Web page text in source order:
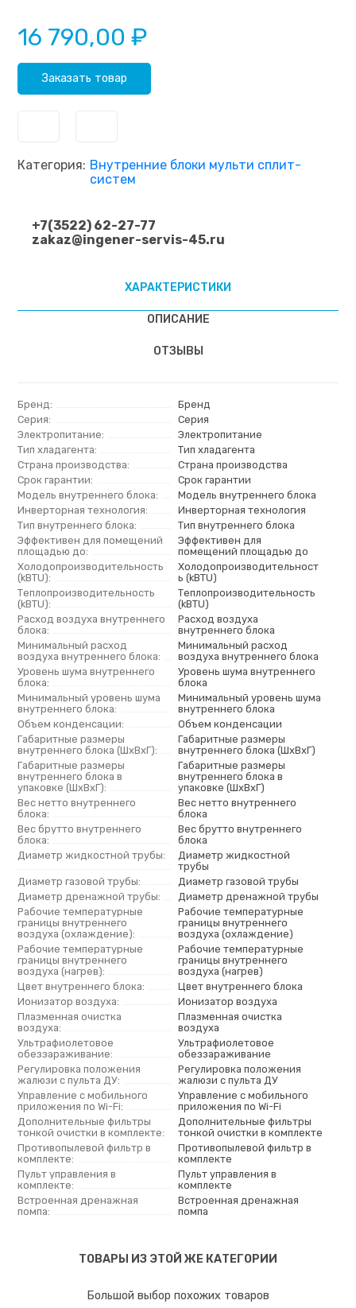
16 790,00 ₽
Заказать товар
Категория: Внутренние блоки мульти сплит-
систем
+7(3522) 62-27-77
zakaz@ingener-servis-45.ru
ХАРАКТЕРИСТИКИ
ОПИСАНИЕ
ОТЗЫВЫ
Бренд:
Бренд
Серия:
Серия
Электропитание:
Электропитание
Тип хладагента:
Тип хладагента
Страна производства:
Страна производства
Срок гарантии:
Срок гарантии
Модель внутреннего блока:
Модель внутреннего блока
Инверторная технология:
Инверторная технология
Тип внутреннего блока:
Тип внутреннего блока
Эффективен для помещений
площадью до:
Эффективен для
помещений площадью до
Холодопроизводительность
(kBTU):
Холодопроизводительност
ь (kBTU)
Теплопроизводительность
(kBTU):
Теплопроизводительность
(kBTU)
Расход воздуха внутреннего
блока:
Расход воздуха
внутреннего блока
Минимальный расход
воздуха внутреннего блока:
Минимальный расход
воздуха внутреннего блока
Уровень шума внутреннего
блока:
Уровень шума внутреннего
блока
Минимальный уровень шума
внутреннего блока:
Минимальный уровень шума
внутреннего блока
Объем конденсации:
Объем конденсации
Габаритные размеры
внутреннего блока (ШxВxГ):
Габаритные размеры
внутреннего блока (ШxВxГ)
Габаритные размеры
внутреннего блока в
упаковке (ШxВxГ):
Габаритные размеры
внутреннего блока в
упаковке (ШxВxГ)
Вес нетто внутреннего
блока:
Вес нетто внутреннего
блока
Вес брутто внутреннего
блока:
Вес брутто внутреннего
блока
Диаметр жидкостной трубы:
Диаметр жидкостной
трубы
Диаметр газовой трубы:
Диаметр газовой трубы
Диаметр дренажной трубы:
Диаметр дренажной трубы
Рабочие температурные
границы внутреннего
воздуха (охлаждение):
Рабочие температурные
границы внутреннего
воздуха (охлаждение)
Рабочие температурные
границы внутреннего
воздуха (нагрев):
Рабочие температурные
границы внутреннего
воздуха (нагрев)
Цвет внутреннего блока:
Цвет внутреннего блока
Ионизатор воздуха:
Ионизатор воздуха
Плазменная очистка
воздуха:
Плазменная очистка
воздуха
Ультрафиолетовое
обеззараживание:
Ультрафиолетовое
обеззараживание
Регулировка положения
жалюзи с пульта ДУ:
Регулировка положения
жалюзи с пульта ДУ
Управление c мобильного
приложения по Wi-Fi:
Управление c мобильного
приложения по Wi-Fi
Дополнительные фильтры
тонкой очистки в комплекте:
Дополнительные фильтры
тонкой очистки в комплекте
Противопылевой фильтр в
комплекте:
Противопылевой фильтр в
комплекте
Пульт управления в
комплекте:
Пульт управления в
комплекте
Встроенная дренажная
помпа:
Встроенная дренажная
помпа
ТОВАРЫ ИЗ ЭТОЙ ЖЕ КАТЕГОРИИ
Большой выбор похожих товаров